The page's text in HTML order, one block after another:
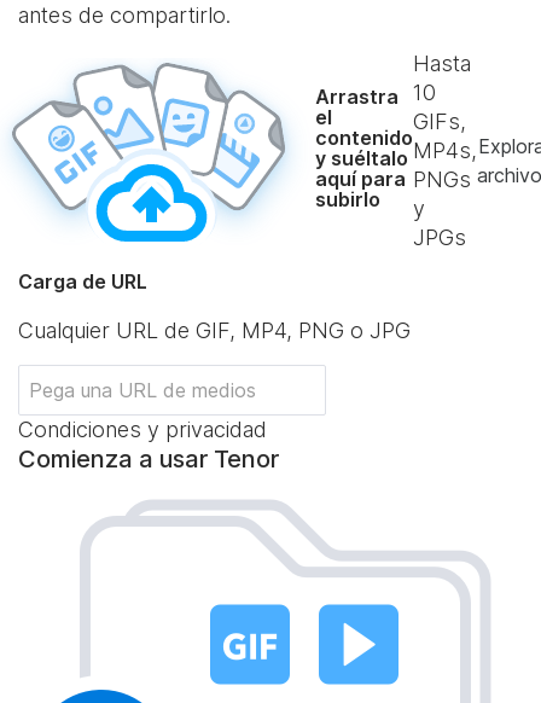
antes de compartirlo.
Arrastra
el
contenido
y suéltalo
aquí para
subirlo
Hasta
10
GIFs,
MP4s,
PNGs
y
JPGs
Carga de URL
Cualquier URL de GIF, MP4, PNG o JPG
Condiciones y privacidad
Comienza a usar Tenor